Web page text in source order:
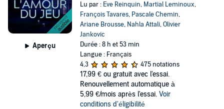
Aperçu
Lu par : Eve Reinquin, Martial Leminoux,
François Tavares, Pascale Chemin,
Ariane Brousse, Nahla Attali,Olivier
Jankovic
Durée : 8 h et 53 min
Langue : Français
4,3
475 notations
17,99 € ou gratuit avec l'essai.
Renouvellement automatique à
5,99 €/mois après l'essai. Voir
conditions d'éligibilité